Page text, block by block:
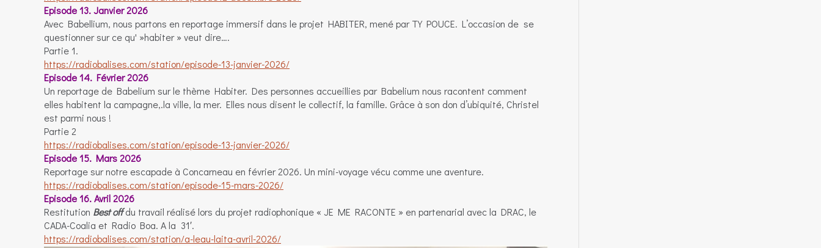
Episode 13. Janvier 2026
Avec Babellium, nous partons en reportage immersif dans le projet HABITER, mené par TY POUCE. L’occasion de se
questionner sur ce qu' »habiter » veut dire….
Partie 1.
https://radiobalises.com/station/episode-13-janvier-2026/
Episode 14. Février 2026
Un reportage de Babelium sur le thème Habiter. Des personnes accueillies par Babelium nous racontent comment
elles habitent la campagne,.la ville, la mer. Elles nous disent le collectif, la famille. Grâce à son don d’ubiquité, Christel
est parmi nous !
Partie 2
https://radiobalises.com/station/episode-13-janvier-2026/
Episode 15. Mars 2026
Reportage sur notre escapade à Concarneau en février 2026. Un mini-voyage vécu comme une aventure.
https://radiobalises.com/station/episode-15-mars-2026/
Episode 16. Avril 2026
Restitution Best offdu travail réalisé lors du projet radiophonique « JE ME RACONTE » en partenarial avec la DRAC, le
CADA-Coalia et Radio Boa. A la 31′.
https://radiobalises.com/station/a-leau-laita-avril-2026/